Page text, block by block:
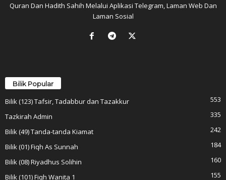
Quran Dan Hadith Sahih Melalui Aplikasi Telegram, Laman Web Dan
Laman Sosial
Bilik Popular
Bilik (123) Tafsir, Tadabbur dan Tazakkur
553
Tazkirah Admin
335
Bilik (49) Tanda-tanda Kiamat
242
Bilik (01) Fiqh As Sunnah
184
Bilik (08) Riyadhus Solihin
160
Bilik (101) Fiqh Wanita 1
155